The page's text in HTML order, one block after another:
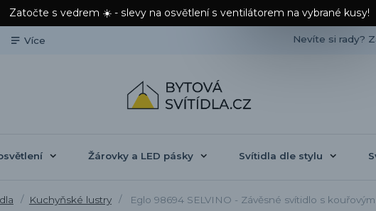
Zatočte s vedrem ☀️ - slevy na osvětlení s ventilátorem na vybrané kusy!
Více Nevíte si rady?
Žárovky a LED pásky Svítidla dle stylu
Kuchyňské lustry Eglo 98694 SELVINO - Závěsné svítidlo s